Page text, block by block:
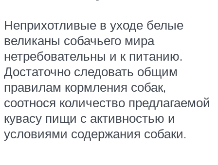
Неприхотливые в уходе белые
великаны собачьего мира
нетребовательны и к питанию.
Достаточно следовать общим
правилам кормления собак,
соотнося количество предлагаемой
кувасу пищи с активностью и
условиями содержания собаки.